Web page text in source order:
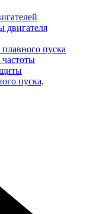
двигателя
пуска
частоты
пуска,